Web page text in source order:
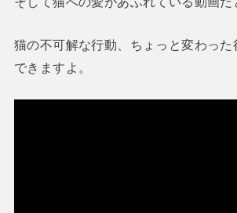
猫の不可解な行動、ちょっと変わっ
できますよ。